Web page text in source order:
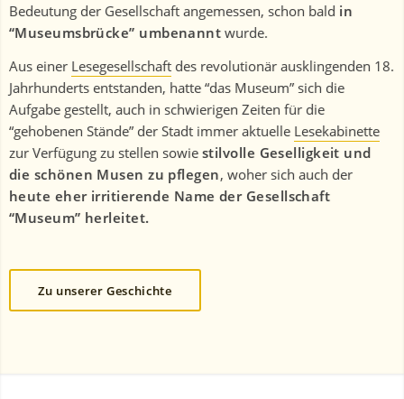
Bedeutung der Gesellschaft angemessen, schon bald in
“Museumsbrücke” umbenannt wurde.
Aus einer Lesegesellschaft des revolutionär ausklingenden 18.
Jahrhunderts entstanden, hatte “das Museum” sich die
Aufgabe gestellt, auch in schwierigen Zeiten für die
“gehobenen Stände” der Stadt immer aktuelle Lesekabinette
zur Verfügung zu stellen sowie stilvolle Geselligkeit und
die schönen Musen zu pflegen, woher sich auch der
heute eher irritierende Name der Gesellschaft
“Museum” herleitet.
Zu unserer Geschichte